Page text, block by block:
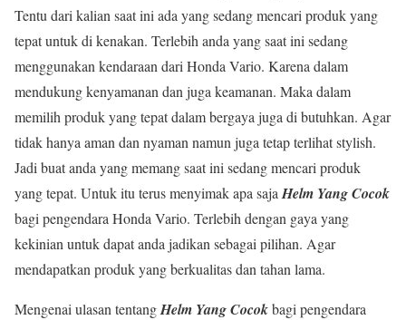
Tentu dari kalian saat ini ada yang sedang mencari produk yang
tepat untuk di kenakan. Terlebih anda yang saat ini sedang
menggunakan kendaraan dari Honda Vario. Karena dalam
mendukung kenyamanan dan juga keamanan. Maka dalam
memilih produk yang tepat dalam bergaya juga di butuhkan. Agar
tidak hanya aman dan nyaman namun juga tetap terlihat stylish.
Jadi buat anda yang memang saat ini sedang mencari produk
yang tepat. Untuk itu terus menyimak apa saja Helm Yang Cocok
bagi pengendara Honda Vario. Terlebih dengan gaya yang
kekinian untuk dapat anda jadikan sebagai pilihan. Agar
mendapatkan produk yang berkualitas dan tahan lama.
Mengenai ulasan tentangHelm Yang Cocokbagi pengendara